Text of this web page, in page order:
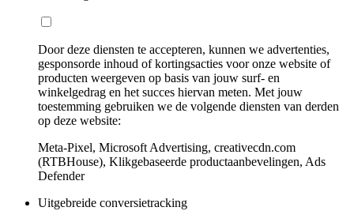
Door deze diensten te accepteren, kunnen we advertenties,
gesponsorde inhoud of kortingsacties voor onze website of
producten weergeven op basis van jouw surf- en
winkelgedrag en het succes hiervan meten. Met jouw
toestemming gebruiken we de volgende diensten van derden
op deze website:
Meta-Pixel, Microsoft Advertising, creativecdn.com
(RTBHouse), Klikgebaseerde productaanbevelingen, Ads
Defender
Uitgebreide conversietracking